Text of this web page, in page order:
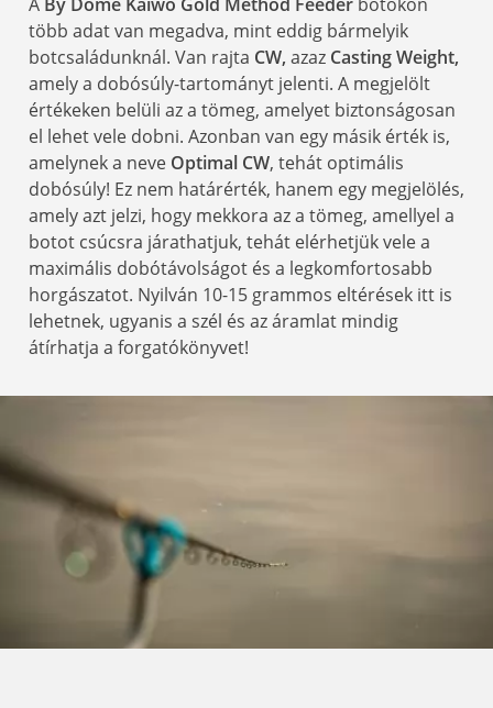
több adat van megadva, mint eddig bármelyik
botcsaládunknál. Van rajta CW, azaz Casting Weight,
amely a dobósúly-tartományt jelenti. A megjelölt
értékeken belüli az a tömeg, amelyet biztonságosan
el lehet vele dobni. Azonban van egy másik érték is,
amelynek a neve Optimal CW, tehát optimális
dobósúly! Ez nem határérték, hanem egy megjelölés,
amely azt jelzi, hogy mekkora az a tömeg, amellyel a
botot csúcsra járathatjuk, tehát elérhetjük vele a
maximális dobótávolságot és a legkomfortosabb
horgászatot. Nyilván 10-15 grammos eltérések itt is
lehetnek, ugyanis a szél és az áramlat mindig
átírhatja a forgatókönyvet!